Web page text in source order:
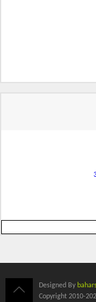
Designed By
Copyright 2010-